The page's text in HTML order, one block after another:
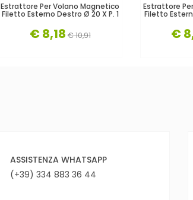
Estrattore Per Volano Magnetico
Filetto Esterno Destro Ø 20 X P. 1
€ 8,18 € 10,91
Estrattore
Filetto
€
ASSISTENZA WHATSAPP
(+39) 334 883 36 44